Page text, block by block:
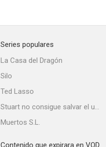
Series populares
La Casa del Dragón
Silo
Ted Lasso
Stuart no consigue salvar el universo
Muertos S.L.
Contenido que expirara en VOD